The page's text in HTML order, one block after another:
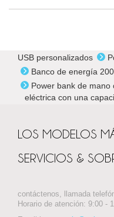
USB personalizados
Banco de energía
Power bank de
eléctrica con una
LOS MODELOS
SERVICIOS &
contáctenos, llamada
Horario de atención: 9:00 -